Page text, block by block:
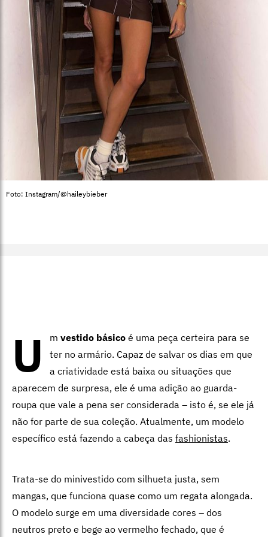
Foto: Instagram/@haileybieber
U m vestido básico é uma peça certeira para se
ter no armário. Capaz de salvar os dias em que
a criatividade está baixa ou situações que
aparecem de surpresa, ele é uma adição ao guarda-
roupa que vale a pena ser considerada – isto é, se ele já
não for parte de sua coleção. Atualmente, um modelo
específico está fazendo a cabeça das fashionistas.
Trata-se do minivestido com silhueta justa, sem
mangas, que funciona quase como um regata alongada.
O modelo surge em uma diversidade cores – dos
neutros preto e bege ao vermelho fechado, que é